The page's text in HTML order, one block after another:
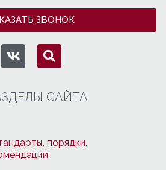
ЗВОНОК
САЙТА
порядки,